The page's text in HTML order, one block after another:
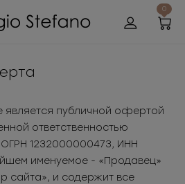
0
публичной офертой
ответственностью
1232000000473, ИНН
именуемое - «Продавец»
сайта», и содержит все